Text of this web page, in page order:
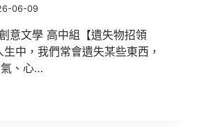
06-09
意文學 高中組【遺失物招領
中，我們常會遺失某些東西，
、心…